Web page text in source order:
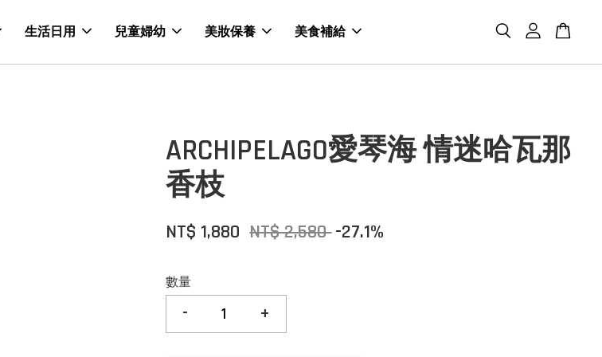
生活日用 兒童婦幼 美妝保養 美食補給
ARCHIPELAGO愛琴海 情迷哈瓦那
香枝
NT$ 1,880 NT$ 2,580-27.1%
數量
- +